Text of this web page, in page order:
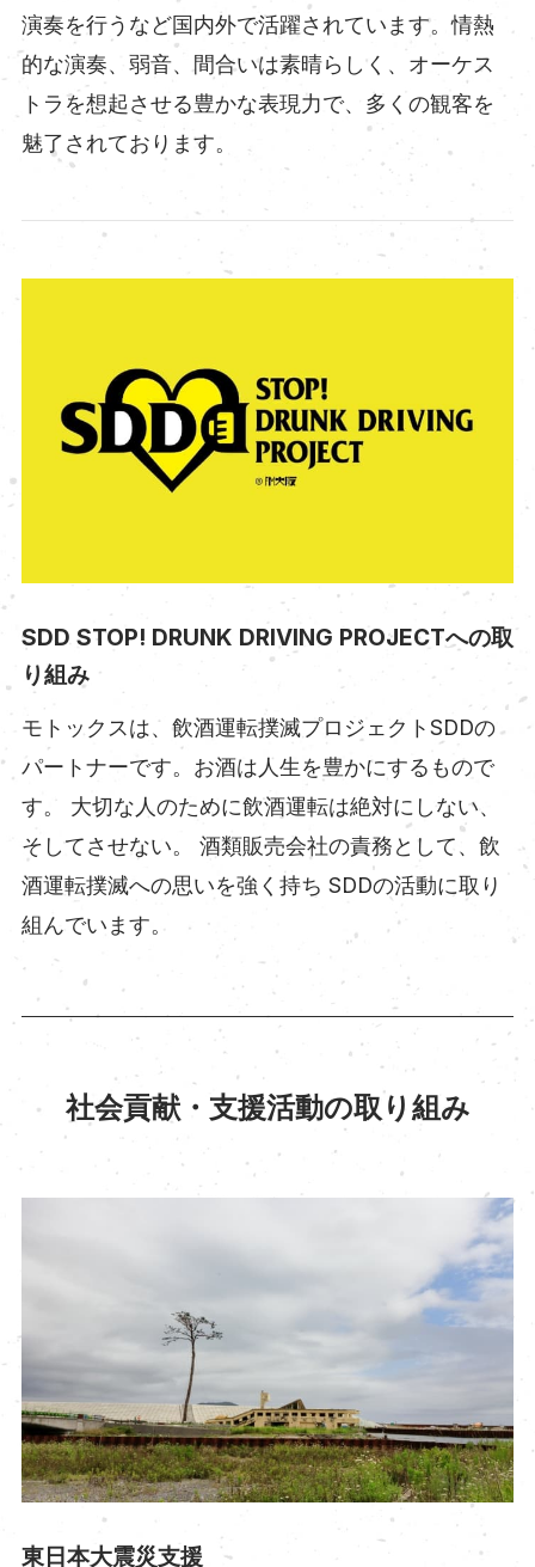
演奏を行うなど国内外で活躍されています。情熱
的な演奏、弱音、間合いは素晴らしく、オーケス
トラを想起させる豊かな表現力で、多くの観客を
魅了されております。
SDD STOP! DRUNK DRIVING PROJECTへの取
り組み
モトックスは、飲酒運転撲滅プロジェクトSDDの
パートナーです。お酒は人生を豊かにするもので
す。 大切な人のために飲酒運転は絶対にしない、
そしてさせない。 酒類販売会社の責務として、飲
酒運転撲滅への思いを強く持ち SDDの活動に取り
組んでいます。
社会貢献・支援活動の取り組み
東日本大震災支援